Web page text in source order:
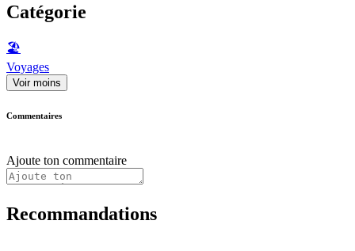
Catégorie
🏖
Voyages
Voir moins
Commentaires
Ajoute ton commentaire
Recommandations